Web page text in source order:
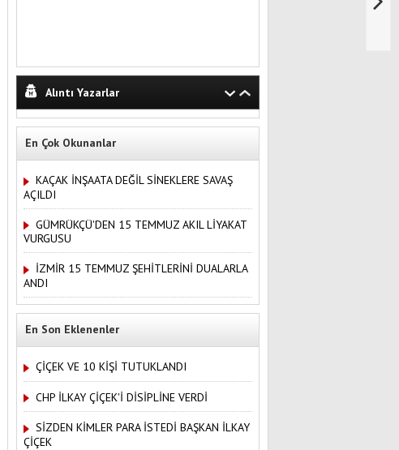
Alıntı Yazarlar
En Çok Okunanlar
KAÇAK İNŞAATA DEĞİL SİNEKLERE SAVAŞ
AÇILDI
GÜMRÜKÇÜ'DEN 15 TEMMUZ AKIL LİYAKAT
VURGUSU
İZMİR 15 TEMMUZ ŞEHİTLERİNİ DUALARLA
ANDI
En Son Eklenenler
ÇİÇEK VE 10 KİŞİ TUTUKLANDI
CHP İLKAY ÇİÇEK'İ DİSİPLİNE VERDİ
SİZDEN KİMLER PARA İSTEDİ BAŞKAN İLKAY
ÇİÇEK